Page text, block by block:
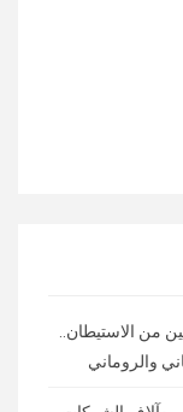
من الاستيطان..
والروماني